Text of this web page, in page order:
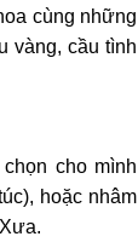
cùng những
vàng, cầu tình
cho mình
hoặc nhâm